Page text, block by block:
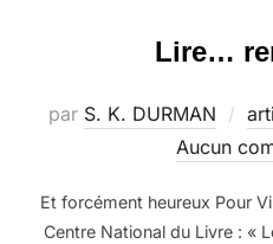
Lire…
par S. K. DURMAN
Aucun
Et forcément heureux Pour
Centre National du Livre : «